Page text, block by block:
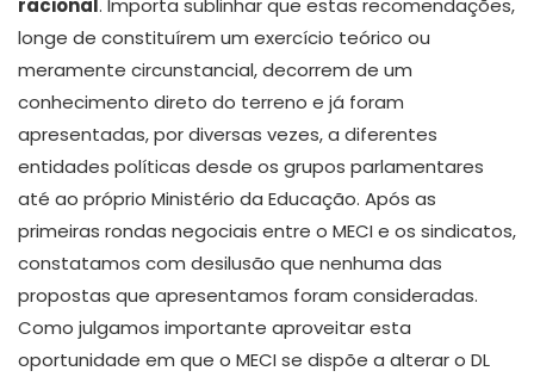
racional. Importa sublinhar que estas recomendações,
longe de constituírem um exercício teórico ou
meramente circunstancial, decorrem de um
conhecimento direto do terreno e já foram
apresentadas, por diversas vezes, a diferentes
entidades políticas desde os grupos parlamentares
até ao próprio Ministério da Educação. Após as
primeiras rondas negociais entre o MECI e os sindicatos,
constatamos com desilusão que nenhuma das
propostas que apresentamos foram consideradas.
Como julgamos importante aproveitar esta
oportunidade em que o MECI se dispõe a alterar o DL